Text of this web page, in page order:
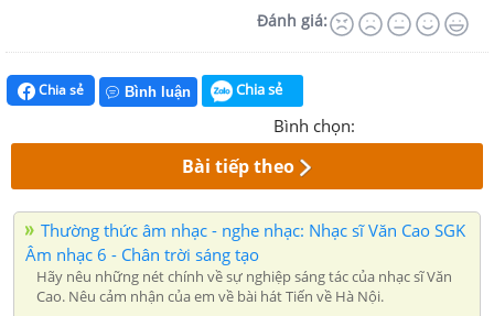
Đánh giá:
Chia sẻ Bình luận Chia sẻ
Bình chọn:
Bài tiếp theo
Thường thức âm nhạc - nghe nhạc: Nhạc sĩ Văn Cao SGK
Âm nhạc 6 - Chân trời sáng tạo
Hãy nêu những nét chính về sự nghiệp sáng tác của nhạc sĩ Văn
Cao. Nêu cảm nhận của em về bài hát Tiến về Hà Nội.